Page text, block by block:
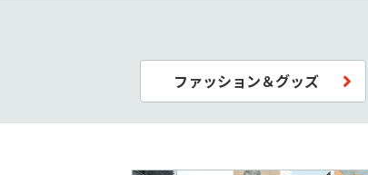
ファッション＆グッズ